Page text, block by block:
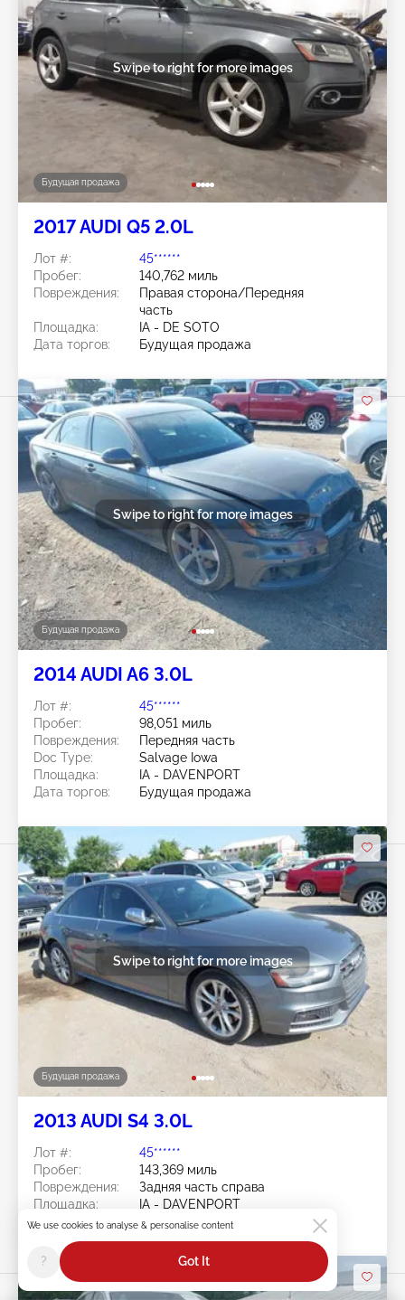
Будущая продажа
Swipe to right for more images
2017 AUDI Q5 2.0L
Лот #:
45******
Пробег:
140,762 миль
Повреждения:
Правая сторона/Передняя
часть
Площадка:
IA - DE SOTO
Дата торгов:
Будущая продажа
Будущая продажа
Swipe to right for more images
2014 AUDI A6 3.0L
Лот #:
45******
Пробег:
98,051 миль
Повреждения:
Передняя часть
Doc Type:
Salvage Iowa
Площадка:
IA - DAVENPORT
Дата торгов:
Будущая продажа
Будущая продажа
Swipe to right for more images
2013 AUDI S4 3.0L
Лот #:
45******
Пробег:
143,369 миль
Повреждения:
Задняя часть справа
Площадка:
IA - DAVENPORT
Дата торгов:
Будущая продажа
We use cookies to analyse & personalise content
? Got It